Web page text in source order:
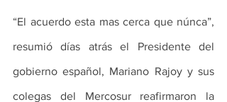
“El acuerdo esta mas cerca que núnca”,
resumió días atrás el Presidente del
gobierno español, Mariano Rajoy y sus
colegas del Mercosur reafirmaron la